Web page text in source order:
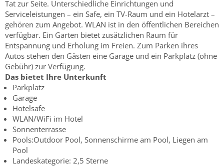
Tat zur Seite. Unterschiedliche Einrichtungen und
Serviceleistungen – ein Safe, ein TV-Raum und ein Hotelarzt –
gehören zum Angebot. WLAN ist in den öffentlichen Bereichen
verfügbar. Ein Garten bietet zusätzlichen Raum für
Entspannung und Erholung im Freien. Zum Parken ihres
Autos stehen den Gästen eine Garage und ein Parkplatz (ohne
Gebühr) zur Verfügung.
Das bietet Ihre Unterkunft
Parkplatz
Garage
Hotelsafe
WLAN/WiFi im Hotel
Sonnenterrasse
Pools:Outdoor Pool, Sonnenschirme am Pool, Liegen am
Pool
Landeskategorie: 2,5 Sterne